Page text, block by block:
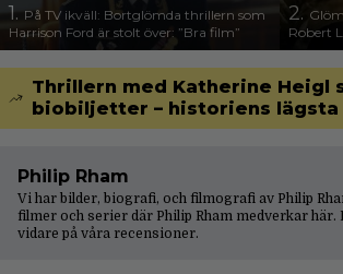
1. På TV ikväll: Bortglömda thrillern som
Harrison Ford är stolt över: ”Bra film”
2.
Robert
Thrillern med Katherine Heigl
biobiljetter – historiens
Philip Rham
Vi har bilder, biografi, och filmografi av Philip
filmer och serier där Philip Rham medverkar här.
vidare på våra recensioner.